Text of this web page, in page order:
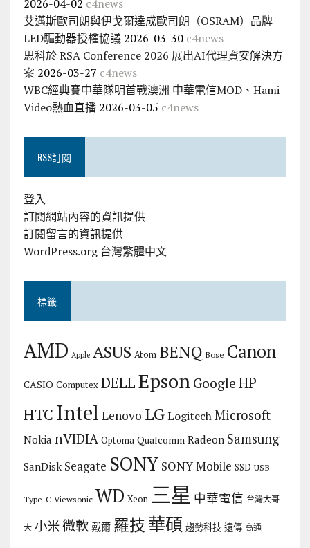
2026-04-02 c4news
艾邁斯歐司朗與伊戈爾達成歐司朗（OSRAM）品牌
LED驅動器授權協議 2026-03-30 c4news
思科於 RSA Conference 2026 展出AI代理資安解決方
案 2026-03-27 c4news
WBC經典賽中華隊明首戰澳洲 中華電信MOD、Hami
Video熱血直播 2026-03-05 c4news
RSS訂閱
登入
訂閱網站內容的資訊提供
訂閱留言的資訊提供
WordPress.org 台灣繁體中文
標籤
AMD Apple ASUS Atom BENQ Bose Canon
CASIO Computex DELLEpson Google HP
HTC Intel Lenovo LG Logitech Microsoft
Nokia nVIDIA Optoma Qualcomm Radeon Samsung
SanDisk Seagate SONY SONY Mobile SSD USB
Type-C Viewsonic WD Xeon 三星 中華電信 台灣大哥
大 小米微軟 戴爾 羅技華碩 趨勢科技 遠傳 高通